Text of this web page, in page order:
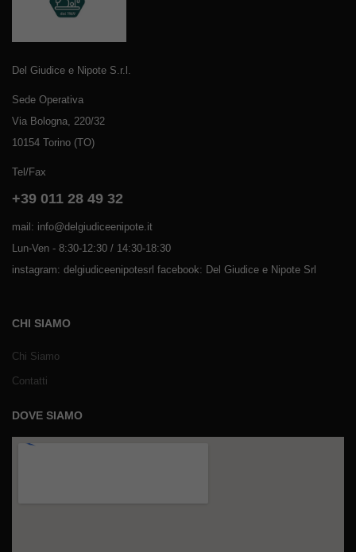
Del Giudice e Nipote S.r.l.
Sede Operativa
Via Bologna, 220/32
10154 Torino (TO)
Tel/Fax
+39 011 28 49 32
mail: info@delgiudiceenipote.it
Lun-Ven - 8:30-12:30 / 14:30-18:30
instagram: delgiudiceenipotesrl facebook: Del Giudice e Nipote Srl
CHI SIAMO
Chi Siamo
Contatti
DOVE SIAMO